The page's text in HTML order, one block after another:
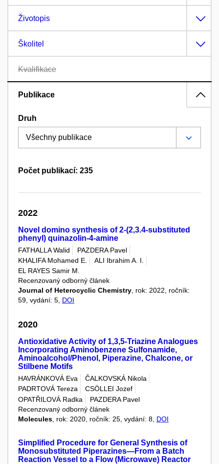
Životopis
Školitel
Kvalifikace
Publikace
Druh
Počet publikací: 235
2022
Novel domino synthesis of 2-(2,3.4-substituted
phenyl) quinazolin-4-amine
FATHALLA Walid
PAZDERA Pavel
KHALIFA Mohamed E.
ALI Ibrahim A. I.
EL RAYES Samir M.
Recenzovaný odborný článek
Journal of Heterocyclic Chemistry, rok: 2022, ročník:
59, vydání: 5, DOI
2020
Antioxidative Activity of 1,3,5-Triazine Analogues
Incorporating Aminobenzene Sulfonamide,
Aminoalcohol/Phenol, Piperazine, Chalcone, or
Stilbene Motifs
HAVRÁNKOVÁ Eva
ČALKOVSKÁ Nikola
PADRTOVÁ Tereza
CSÖLLEI Jozef
OPATŘILOVÁ Radka
PAZDERA Pavel
Recenzovaný odborný článek
Molecules , rok: 2020, ročník: 25, vydání: 8, DOI
Simplified Procedure for General Synthesis of
Monosubstituted Piperazines—From a Batch
Reaction Vessel to a Flow (Microwave) Reactor